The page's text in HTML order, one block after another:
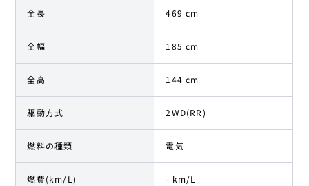
全長 469 cm
全幅 185 cm
全高 144 cm
駆動方式 2WD(RR)
燃料の種類 電気
燃費(km/L) - km/L